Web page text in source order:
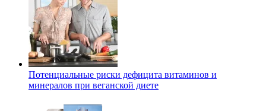
Потенциальные риски дефицита витаминов и
минералов при веганской диете